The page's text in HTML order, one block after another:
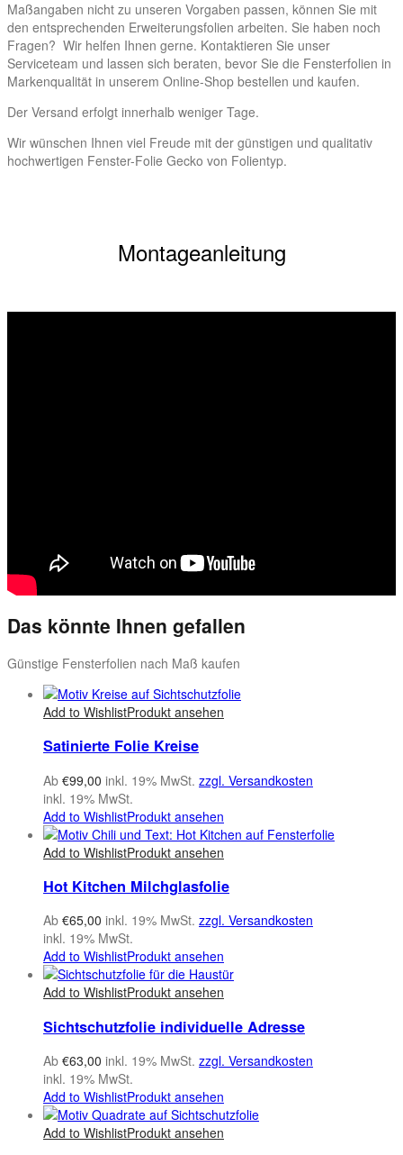
Maßangaben nicht zu unseren Vorgaben passen, können Sie mit
den entsprechenden Erweiterungsfolien arbeiten. Sie haben noch
Fragen? Wir helfen Ihnen gerne. Kontaktieren Sie unser
Serviceteam und lassen sich beraten, bevor Sie die Fensterfolien in
Markenqualität in unserem Online-Shop bestellen und kaufen.
Der Versand erfolgt innerhalb weniger Tage.
Wir wünschen Ihnen viel Freude mit der günstigen und qualitativ
hochwertigen Fenster-Folie Gecko von Folientyp.
Montageanleitung
Das könnte Ihnen gefallen
Günstige Fensterfolien nach Maß kaufen
Add to WishlistProdukt ansehen
Satinierte Folie Kreise
Ab €99,00 inkl. 19% MwSt. zzgl. Versandkosten
inkl. 19% MwSt.
Add to WishlistProdukt ansehen
Add to WishlistProdukt ansehen
Hot Kitchen Milchglasfolie
Ab €65,00 inkl. 19% MwSt. zzgl. Versandkosten
inkl. 19% MwSt.
Add to WishlistProdukt ansehen
Add to WishlistProdukt ansehen
Sichtschutzfolie individuelle Adresse
Ab €63,00 inkl. 19% MwSt. zzgl. Versandkosten
inkl. 19% MwSt.
Add to WishlistProdukt ansehen
Add to WishlistProdukt ansehen